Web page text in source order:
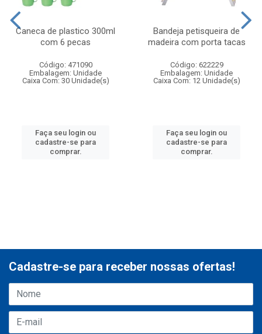
Caneca de plastico 300ml
com 6 pecas
Código: 471090
Embalagem: Unidade
Caixa Com: 30 Unidade(s)
Faça seu login ou
cadastre-se para
comprar.
Bandeja petisqueira de
madeira com porta tacas
Código: 622229
Embalagem: Unidade
Caixa Com: 12 Unidade(s)
Faça seu login ou
cadastre-se para
comprar.
Cadastre-se para receber nossas ofertas!